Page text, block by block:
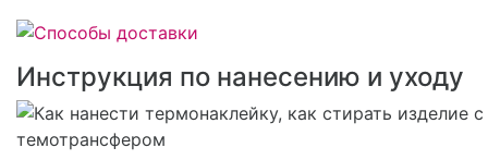
Инструкция по нанесению и уходу